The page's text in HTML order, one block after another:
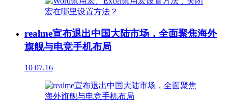
realme宣布退出中国大陆市场，全面聚焦海外
旗舰与电竞手机布局
10 07.16